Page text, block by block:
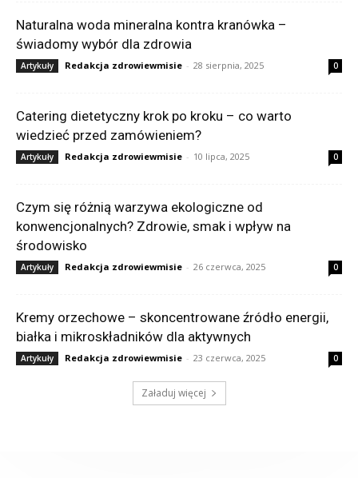
Naturalna woda mineralna kontra kranówka –
świadomy wybór dla zdrowia
Artykuły Redakcja zdrowiewmisie - 28 sierpnia, 2025 0
Catering dietetyczny krok po kroku – co warto
wiedzieć przed zamówieniem?
Artykuły Redakcja zdrowiewmisie - 10 lipca, 2025 0
Czym się różnią warzywa ekologiczne od
konwencjonalnych? Zdrowie, smak i wpływ na
środowisko
Artykuły Redakcja zdrowiewmisie - 26 czerwca, 2025 0
Kremy orzechowe – skoncentrowane źródło energii,
białka i mikroskładników dla aktywnych
Artykuły Redakcja zdrowiewmisie - 23 czerwca, 2025 0
Załaduj więcej